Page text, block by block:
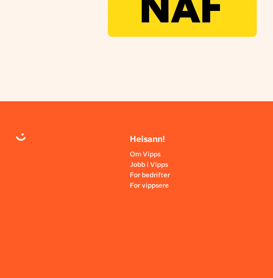
Heisann!
Om Vipps
Jobb i Vipps
For bedrifter
For vippsere